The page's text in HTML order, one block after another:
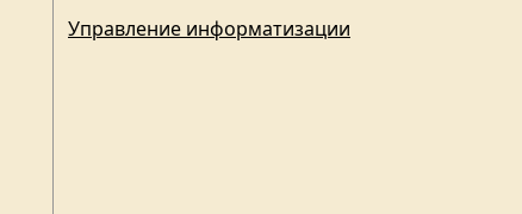
Управление информатизации